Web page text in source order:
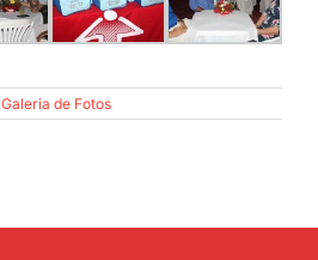
Galeria de Fotos